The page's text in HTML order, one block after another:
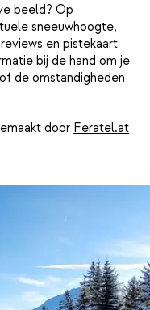
beeld? Op
sneeuwhoogte,
reviews en pistekaart
bij de hand om je
de omstandigheden
door Feratel.at